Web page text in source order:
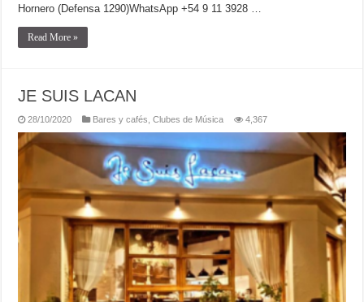
Hornero (Defensa 1290)WhatsApp +54 9 11 3928 …
Read More »
JE SUIS LACAN
28/10/2020 Bares y cafés,Clubes de Música 4,367